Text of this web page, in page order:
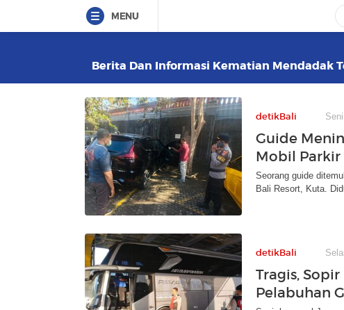
MENU
Berita Dan Informasi Kematian Mendadak
detikBali
Guide
Mobil Parkir
Seorang guide
Bali Resort, Kuta.
detikBali
Tragis,
Pelabuhan